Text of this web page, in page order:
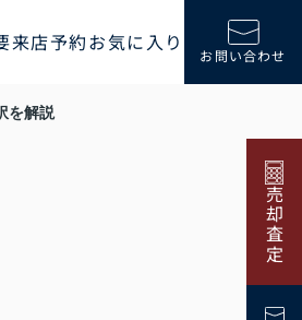
来店予約お気に入り お問い合わせ
売却査定
を解説